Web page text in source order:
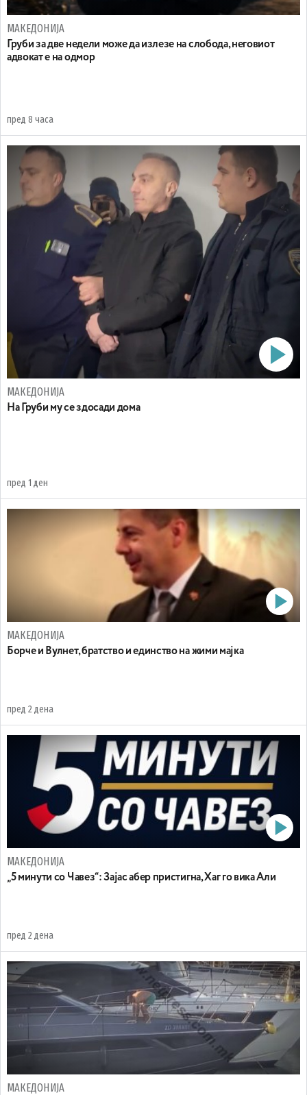
МАКЕДОНИЈА
Груби за две недели може да излезе на слобода, неговиот
адвокат е на одмор
пред 8 часа
МАКЕДОНИЈА
На Груби му се здосади дома
пред 1 ден
МАКЕДОНИЈА
Борче и Вулнет, братство и единство на жими мајка
пред 2 дена
МАКЕДОНИЈА
„5 минути со Чавез“: Зајас абер пристигна, Хаг го вика Али
пред 2 дена
МАКЕДОНИЈА